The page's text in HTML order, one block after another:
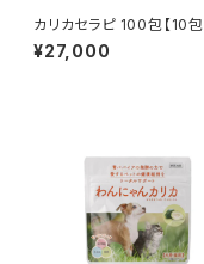
カリカセラピ 100包【10
キャンペーン中】
¥27,000